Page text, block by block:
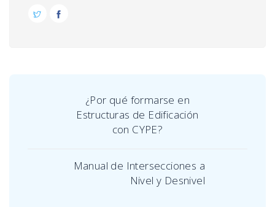
¿Por qué formarse en
Estructuras de Edificación
con CYPE?
Manual de Intersecciones a
Nivel y Desnivel